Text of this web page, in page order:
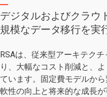
デジタルおよびクラウ
規模なデータ移行を実
RSAは、従来型アーキテク
り、大幅なコスト削減と、
ています。固定費モデルか
軟性の向上と将来的な成長が